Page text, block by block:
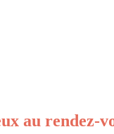
au rendez-